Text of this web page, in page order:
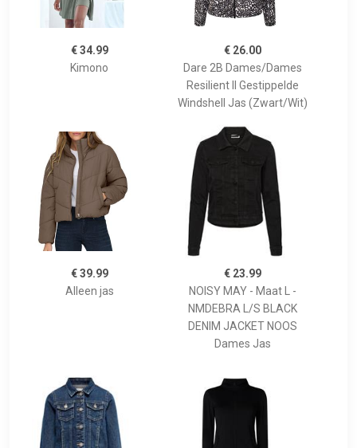
€ 34.99
Kimono
€ 26.00
Dare 2B Dames/Dames
Resilient II Gestippelde
Windshell Jas (Zwart/Wit)
€ 39.99
Alleen jas
€ 23.99
NOISY MAY - Maat L -
NMDEBRA L/S BLACK
DENIM JACKET NOOS
Dames Jas